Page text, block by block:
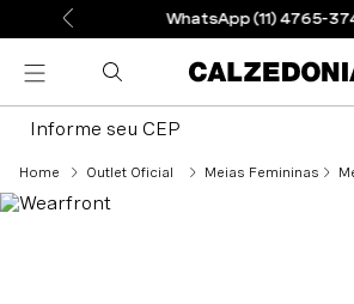
WhatsApp (11) 4765-
Informe seu CEP
Outlet Oficial Meias Femininas